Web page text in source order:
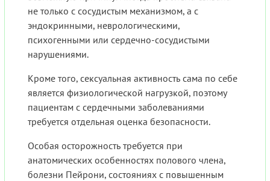
не только с сосудистым механизмом, а с
эндокринными, неврологическими,
психогенными или сердечно-сосудистыми
нарушениями.
Кроме того, сексуальная активность сама по себе
является физиологической нагрузкой, поэтому
пациентам с сердечными заболеваниями
требуется отдельная оценка безопасности.
Особая осторожность требуется при
анатомических особенностях полового члена,
болезни Пейрони, состояниях с повышенным